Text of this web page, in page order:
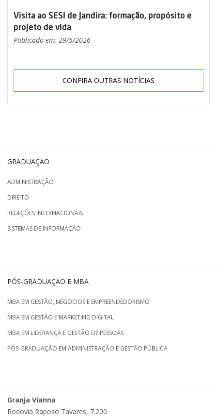
Visita ao SESI de Jandira: formação, propósito e
projeto de vida
Publicado em: 29/5/2026
CONFIRA OUTRAS NOTÍCIAS
GRADUAÇÃO
ADMINISTRAÇÃO
DIREITO
RELAÇÕES INTERNACIONAIS
SISTEMAS DE INFORMAÇÃO
PÓS-GRADUAÇÃO E MBA
MBA EM GESTÃO, NEGÓCIOS E EMPREENDEDORISMO
MBA EM GESTÃO E MARKETING DIGITAL
MBA EM LIDERANÇA E GESTÃO DE PESSOAS
PÓS-GRADUAÇÃO EM ADMINISTRAÇÃO E GESTÃO PÚBLICA
Granja Vianna
Rodovia Raposo Tavares, 7.200